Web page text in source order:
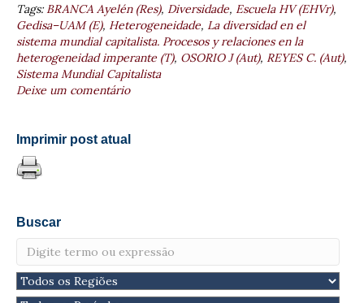
Tags:BRANCA Ayelén (Res), Diversidade, Escuela HV (EHVr),
Gedisa–UAM (E), Heterogeneidade, La diversidad en el
sistema mundial capitalista. Procesos y relaciones en la
heterogeneidad imperante (T), OSORIO J (Aut), REYES C. (Aut),
Sistema Mundial Capitalista
Deixe um comentário
Imprimir post atual
Buscar